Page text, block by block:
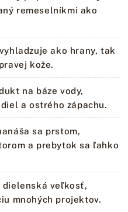
remeselníkmi ako
vyhladzuje ako hrany, tak
kože.
na báze vody,
a ostrého zápachu.
sa prstom,
a prebytok sa ľahko
dielenská veľkosť,
mnohých projektov.